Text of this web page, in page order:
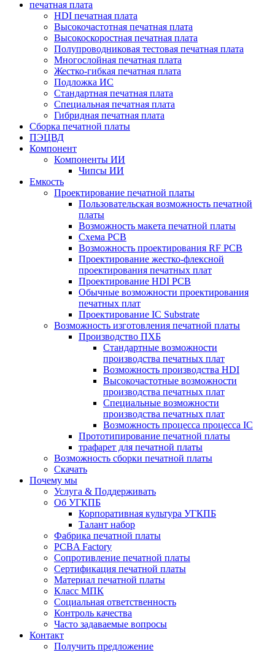
печатная плата
HDI печатная плата
Высокочастотная печатная плата
Высокоскоростная печатная плата
Полупроводниковая тестовая печатная плата
Многослойная печатная плата
Жестко-гибкая печатная плата
Подложка ИС
Стандартная печатная плата
Специальная печатная плата
Гибридная печатная плата
Сборка печатной платы
ПЭЦВД
Компонент
Компоненты ИИ
Чипсы ИИ
Емкость
Проектирование печатной платы
Пользовательская возможность печатной
платы
Возможность макета печатной платы
Схема PCB
Возможность проектирования RF PCB
Проектирование жестко-флексной
проектирования печатных плат
Проектирование HDI PCB
Обычные возможности проектирования
печатных плат
Проектирование IC Substrate
Возможность изготовления печатной платы
Производство ПХБ
Стандартные возможности
производства печатных плат
Возможность производства HDI
Высокочастотные возможности
производства печатных плат
Специальные возможности
производства печатных плат
Возможность процесса процесса IC
Прототипирование печатной платы
трафарет для печатной платы
Возможность сборки печатной платы
Скачать
Почему мы
Услуга & Поддерживать
Об УГКПБ
Корпоративная культура УГКПБ
Талант набор
Фабрика печатной платы
PCBA Factory
Сопротивление печатной платы
Сертификация печатной платы
Материал печатной платы
Класс МПК
Социальная ответственность
Контроль качества
Часто задаваемые вопросы
Контакт
Получить предложение